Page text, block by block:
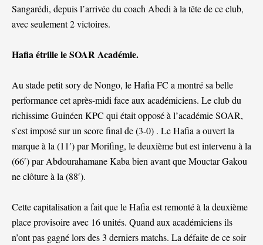
Sangarédi, depuis l’arrivée du coach Abedi à la tête de ce club,
avec seulement 2 victoires.
Hafia étrille le SOAR Académie.
Au stade petit sory de Nongo, le Hafia FC a montré sa belle
performance cet après-midi face aux académiciens. Le club du
richissime Guinéen KPC qui était opposé à l’académie SOAR,
s’est imposé sur un score final de (3-0) . Le Hafia a ouvert la
marque à la (11′) par Morifing, le deuxième but est intervenu à la
(66′) par Abdourahamane Kaba bien avant que Mouctar Gakou
ne clôture à la (88′).
Cette capitalisation a fait que le Hafia est remonté à la deuxième
place provisoire avec 16 unités. Quand aux académiciens ils
n’ont pas gagné lors des 3 derniers matchs. La défaite de ce soir